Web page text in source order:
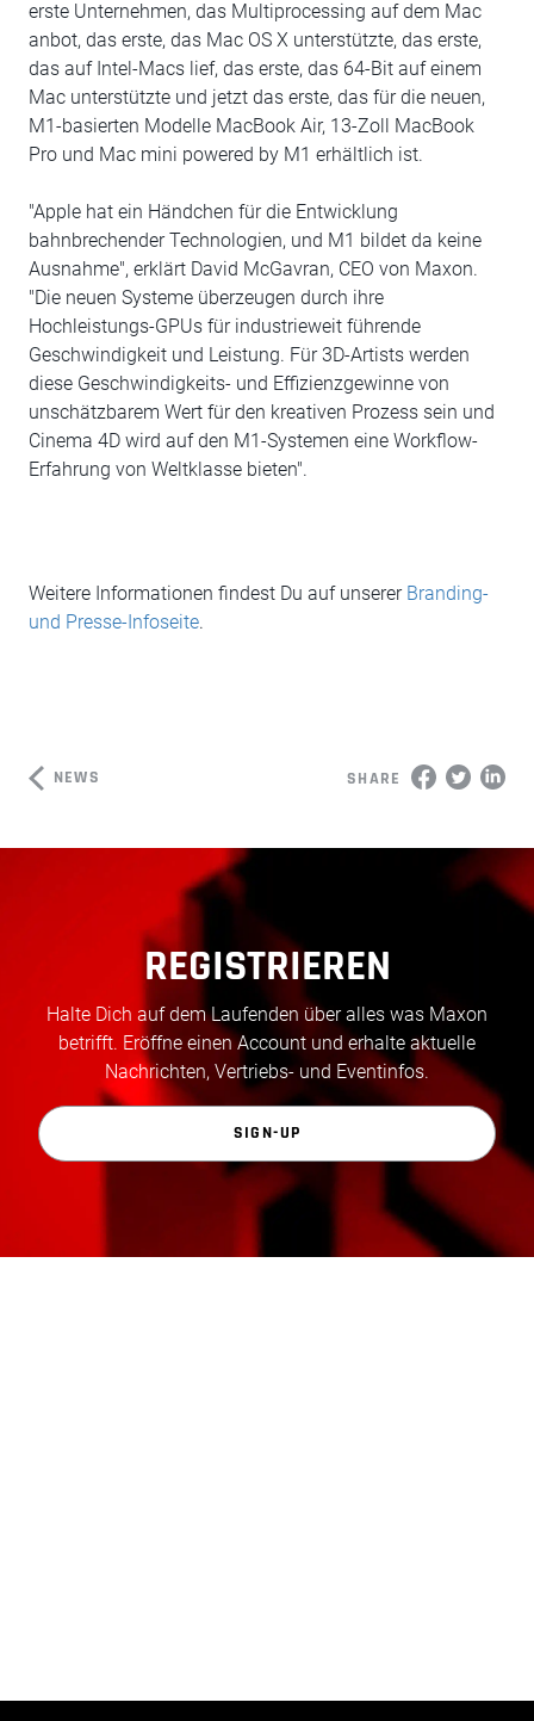
erste Unternehmen, das Multiprocessing auf dem Mac
anbot, das erste, das Mac OS X unterstützte, das erste,
das auf Intel-Macs lief, das erste, das 64-Bit auf einem
Mac unterstützte und jetzt das erste, das für die neuen,
M1-basierten Modelle MacBook Air, 13-Zoll MacBook
Pro und Mac mini powered by M1 erhältlich ist.
"Apple hat ein Händchen für die Entwicklung
bahnbrechender Technologien, und M1 bildet da keine
Ausnahme", erklärt David McGavran, CEO von Maxon.
"Die neuen Systeme überzeugen durch ihre
Hochleistungs-GPUs für industrieweit führende
Geschwindigkeit und Leistung. Für 3D-Artists werden
diese Geschwindigkeits- und Effizienzgewinne von
unschätzbarem Wert für den kreativen Prozess sein und
Cinema 4D wird auf den M1-Systemen eine Workflow-
Erfahrung von Weltklasse bieten".
Weitere Informationen findest Du auf unserer Branding-
und Presse-Infoseite.
NEWS SHARE
REGISTRIEREN
Halte Dich auf dem Laufenden über alles was Maxon
betrifft. Eröffne einen Account und erhalte aktuelle
Nachrichten, Vertriebs- und Eventinfos.
SIGN-UP